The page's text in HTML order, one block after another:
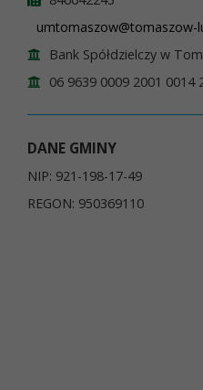
umtomaszow@tomaszow-
Bank Spółdzielczy w
06 9639 0009 2001 0014
DANE GMINY
NIP: 921-198-17-49
REGON: 950369110